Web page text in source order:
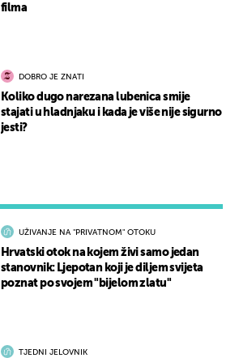
UŽIVANJE NA "PRIVATNOM" OTOKU
Hrvatski otok na kojem živi samo jedan
stanovnik: Ljepotan koji je diljem svijeta
poznat po svojem "bijelom zlatu"
TJEDNI JELOVNIK
filma
DOBRO JE ZNATI
Koliko dugo narezana lubenica smije
stajati u hladnjaku i kada je više nije sigurno
jesti?